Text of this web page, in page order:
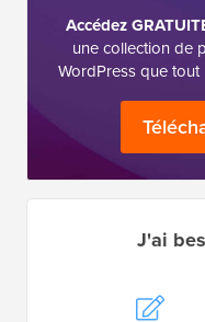
Accédez
une collection de
WordPress que
J'ai